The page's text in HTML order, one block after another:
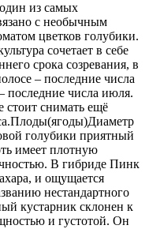
из самых
с необычным
цветков голубики.
сочетает в себе
срока созревания, в
– последние числа
последние числа июля.
стоит снимать ещё
голубики приятный
имеет плотную
В гибриде Пинк
и ощущается
нестандартного
кустарник склонен к
и густотой. Он